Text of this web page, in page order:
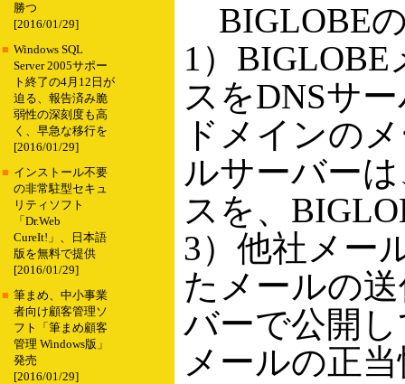
勝つ
[2016/01/29]
■ Windows SQL
Server 2005サポー
ト終了の4月12日が
迫る、報告済み脆
弱性の深刻度も高
く、早急な移行を
[2016/01/29]
■ インストール不要
の非常駐型セキュ
リティソフト
「Dr.Web
CureIt!」、日本語
版を無料で提供
[2016/01/29]
■ 筆まめ、中小事業
者向け顧客管理ソ
フト「筆まめ顧客
管理 Windows版」
発売
[2016/01/29]
BIGLOBE
1）
スをDNSサ
ドメインの
ルサーバー
スを、
3）他社メー
たメールの
バーで公開
メールの正